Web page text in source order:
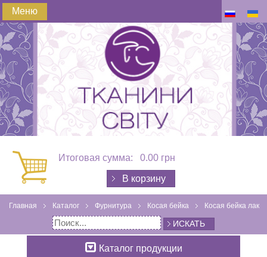
Меню
Итоговая сумма: 0.00 грн
В корзину
Главная Каталог Фурнитура Косая бейка Косая бейка лак
ИСКАТЬ
Каталог продукции